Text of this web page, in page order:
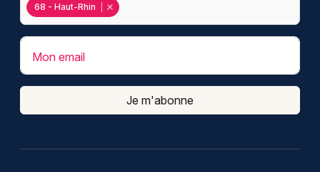
68 - Haut-Rhin
Mon email
Je m'abonne